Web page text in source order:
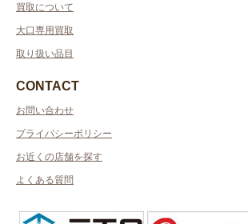
買取について
大口専用買取
取り扱い品目
CONTACT
お問い合わせ
プライバシーポリシー
お近くの店舗を探す
よくある質問